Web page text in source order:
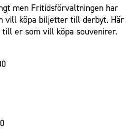
men Fritidsförvaltningen har
vill köpa biljetter till derbyt. Här
er som vill köpa souvenirer.